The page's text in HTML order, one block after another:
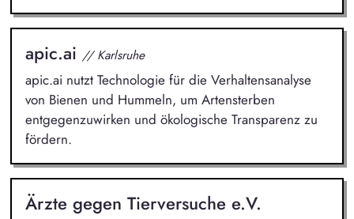
apic.ai // Karlsruhe
apic.ai nutzt Technologie für die Verhaltensanalyse
von Bienen und Hummeln, um Artensterben
entgegenzuwirken und ökologische Transparenz zu
fördern.
Ärzte gegen Tierversuche e.V.